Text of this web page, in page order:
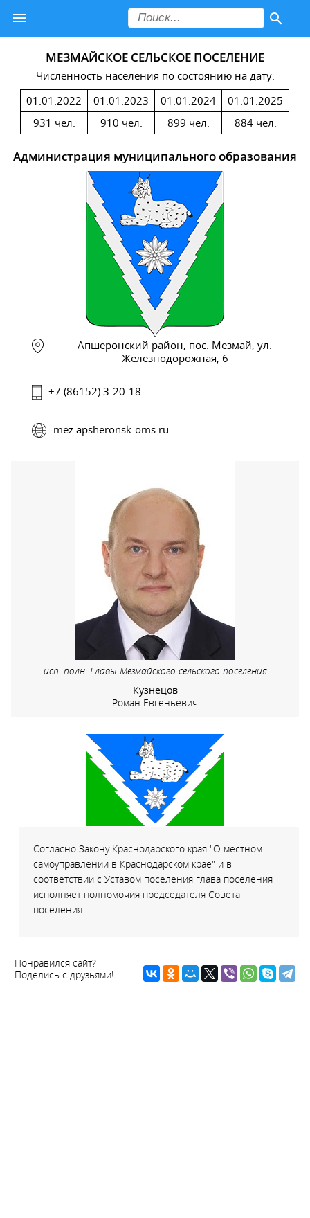
МЕЗМАЙСКОЕ СЕЛЬСКОЕ ПОСЕЛЕНИЕ
Численность населения по состоянию на дату:
01.01.2022
931 чел.
01.01.2023
910 чел.
01.01.2024
899 чел.
01.01.2025
884 чел.
Администрация муниципального образования
Апшеронский район, пос. Мезмай, ул.
Железнодорожная, 6
+7 (86152) 3-20-18
mez.apsheronsk-oms.ru
исп. полн. Главы Мезмайского сельского поселения
Кузнецов
Роман Евгеньевич
Согласно Закону Краснодарского края "О местном
самоуправлении в Краснодарском крае" и в
соответствии с Уставом поселения глава поселения
исполняет полномочия председателя Совета
поселения.
Понравился сайт?
Поделись с друзьями!